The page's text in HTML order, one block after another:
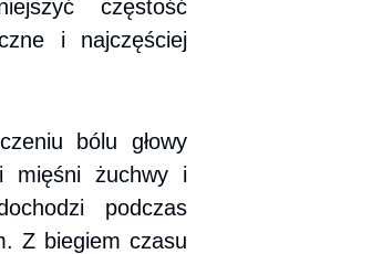
częstość
i najczęściej
bólu głowy
mięśni żuchwy i
podczas
Z biegiem czasu